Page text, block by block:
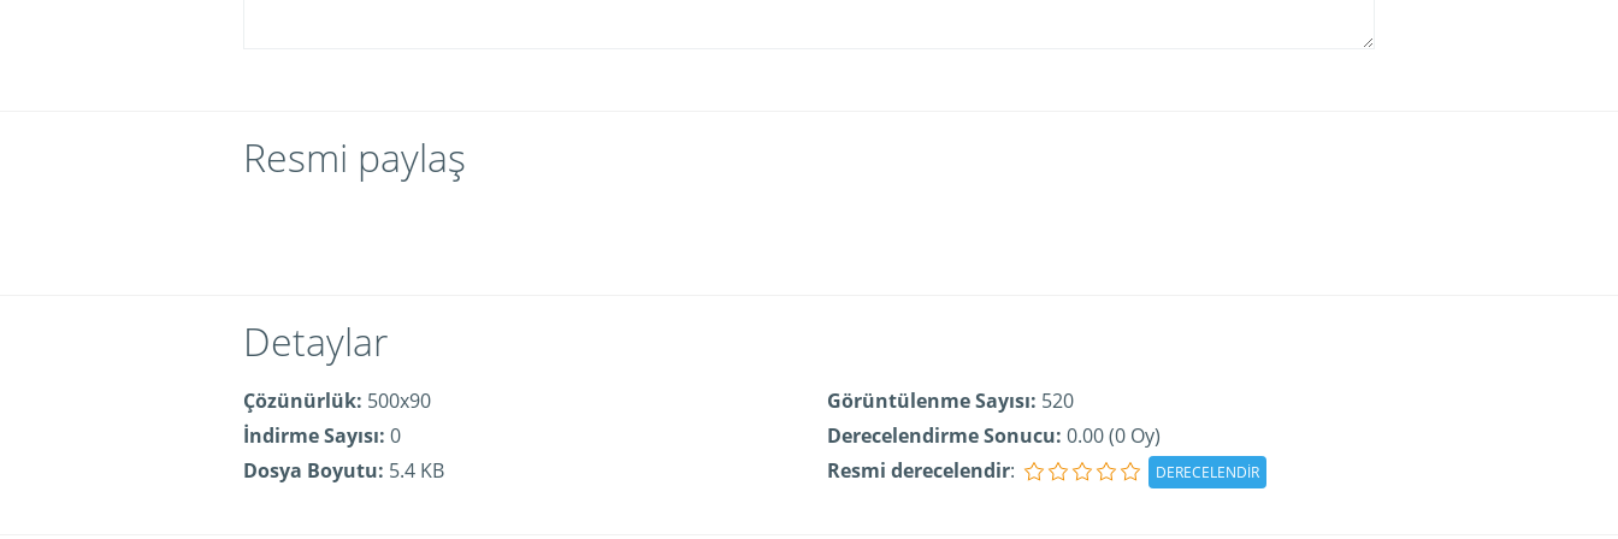
Resmi paylaş
Detaylar
Çözünürlük: 500x90
İndirme Sayısı: 0
Dosya Boyutu: 5.4 KB
Görüntülenme Sayısı: 520
Derecelendirme Sonucu: 0.00 (0 Oy)
Resmi derecelendir: